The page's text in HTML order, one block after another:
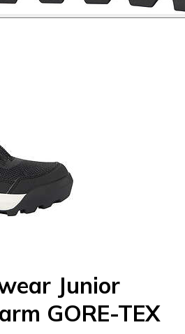
Junior
GORE-TEX